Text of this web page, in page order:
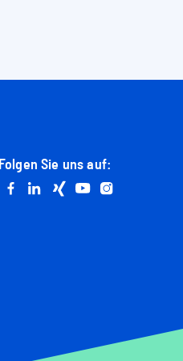
Folgen Sie uns auf:
Go to facebook
Go to linkedin
Go to xingGo to youtube
Go to